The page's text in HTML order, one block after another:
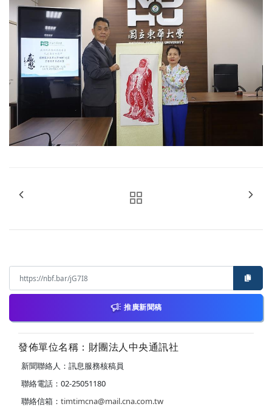
推廣新聞稿
發佈單位名稱：財團法人中央通訊社
新聞聯絡人：訊息服務核稿員
聯絡電話：02-25051180
聯絡信箱： timtimcna@mail.cna.com.tw